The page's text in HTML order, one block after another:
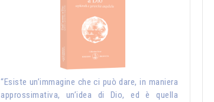
“Esiste un’immagine che ci può dare, in maniera
approssimativa, un’idea di Dio, ed è quella